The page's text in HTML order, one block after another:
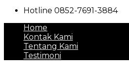
Hotline 0852-7691-3884
Home
Kontak Kami
Tentang Kami
Testimoni